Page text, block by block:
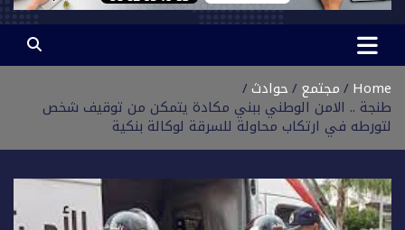
Home مجتمع حوادث
طنجة .. الامن الوطني ببني مكادة يتمكن من توقيف شخص
لتورطه في ارتكاب محاولة للسرقة لوكالة بنكية